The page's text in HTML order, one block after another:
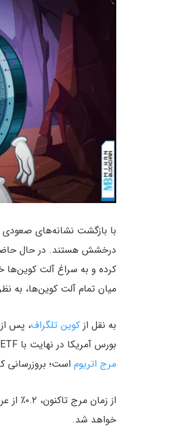
با بازگشت نشانه‌های صعودی
درخشش هستند. در حال حاضر
کرده و به سراغ آلت کوین‌ها
میان تمام آلت کوین‌ها، به نظر
به نقل از کوین تلگراف
بورس آمریکا در نهایت با ETFهای اتریوم نیز موافقت کند. علاوه بر این، این نخستین بولران اتریوم پس از
مرج اتریوم است؛ بروزرسانی
از
خواهد شد.